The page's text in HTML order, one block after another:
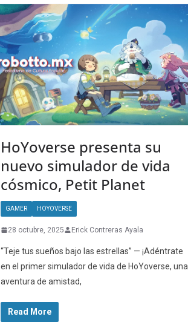
HoYoverse presenta su
nuevo simulador de vida
cósmico, Petit Planet
GAMER HOYOVERSE
28 octubre, 2025 Erick Contreras Ayala
“Teje tus sueños bajo las estrellas” — ¡Adéntrate
en el primer simulador de vida de HoYoverse, una
aventura de amistad,
Read More